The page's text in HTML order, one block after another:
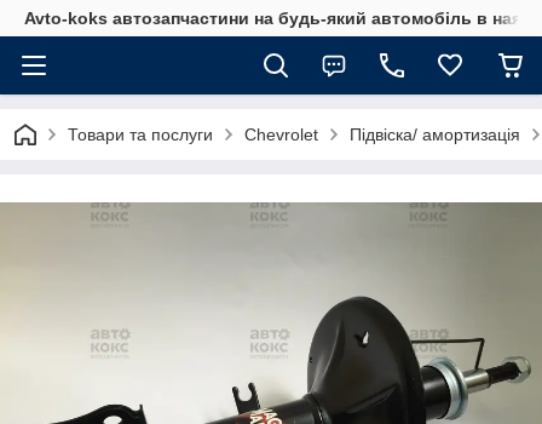
Avto-koks автозапчастини на будь-який автомобіль в
Товари та послуги Chevrolet Підвіска/ амортизація